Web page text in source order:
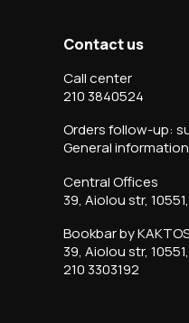
Contact us
Call center
210 3840524
Orders follow-up:
General
Central Offices
39, Aiolou str,
Bookbar by
39, Aiolou str,
210 3303192